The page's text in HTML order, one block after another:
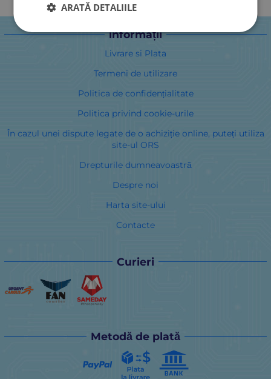
informații
Livrare si Plata
Termeni de utilizare
Politica de confidențialitate
Politica privind cookie-urile
În cazul unei dispute legate de o achiziție online, puteți utiliza
site-ul ORS
Drepturile dumneavoastră
Despre noi
Harta site-ului
Contacte
Curieri
Metodă de plată
ARATĂ DETALIILE